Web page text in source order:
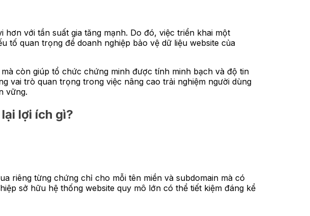
với tần suất gia tăng mạnh. Do đó, việc triển khai một
tố quan trọng để doanh nghiệp bảo vệ dữ liệu website của
còn giúp tổ chức chứng minh được tính minh bạch và độ tin
vai trò quan trọng trong việc nâng cao trải nghiệm người dùng
vững.
lợi ích gì?
riêng từng chứng chỉ cho mỗi tên miền và subdomain mà có
sở hữu hệ thống website quy mô lớn có thể tiết kiệm đáng kể